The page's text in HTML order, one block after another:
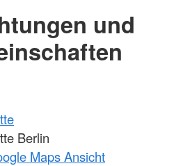
und
Berlin
Maps Ansicht